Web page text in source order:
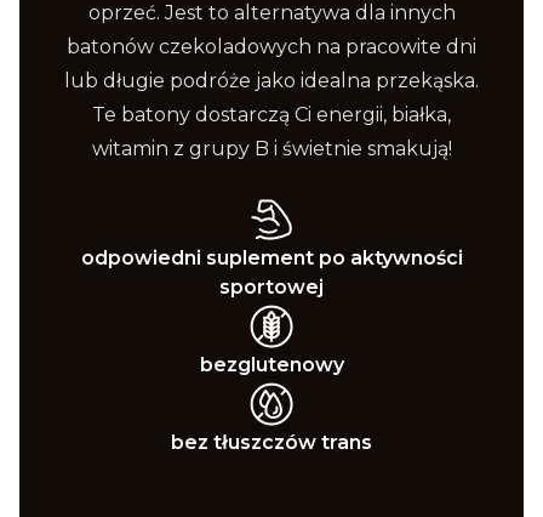
oprzeć. Jest to alternatywa dla innych
batonów czekoladowych na pracowite dni
lub długie podróże jako idealna przekąska.
Te batony dostarczą Ci energii, białka,
witamin z grupy B i świetnie smakują!
odpowiedni suplement po aktywności
sportowej
bezglutenowy
bez tłuszczów trans